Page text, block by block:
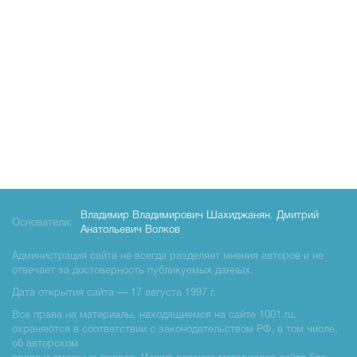
Основатели:
Владимир Владимирович Шахиджанян, Дмитрий
Анатольевич Волков
Администрация сайта не всегда разделяет мнения авторов и не
отвечает за достоверность публикуемых данных.
Дата открытия сайта — 17 августа 1997 г.
Все права на материалы, находящиемся на сайте 1001.ru,
охраняются в соответствии с законодательством РФ, в том числе,
об авторском